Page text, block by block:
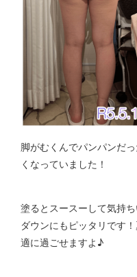
脚がむくんでパンパンだ
くなっていました！
塗るとスースーして気持
ダウンにもピッタリです
適に過ごせますよ♪